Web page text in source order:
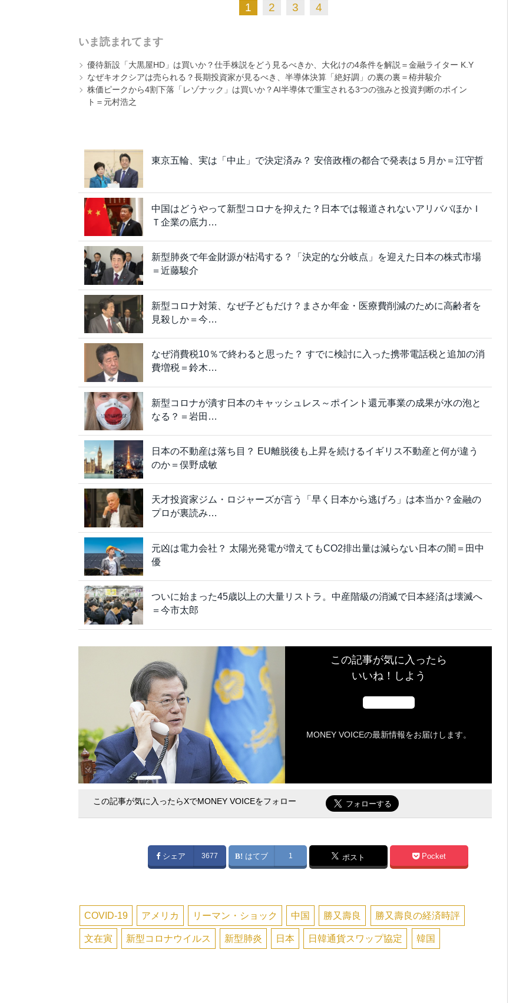
1 2 3 4
いま読まれてます
優待新設「大黒屋HD」は買いか？仕手株説をどう見るべきか、大化けの4条件を解説＝金融ライター K.Y
なぜキオクシアは売られる？長期投資家が見るべき、半導体決算「絶好調」の裏の裏＝栫井駿介
株価ピークから4割下落「レゾナック」は買いか？AI半導体で重宝される3つの強みと投資判断のポイン
ト＝元村浩之
東京五輪、実は「中止」で決定済み？ 安倍政権の都合で発表は５月か＝江守哲
中国はどうやって新型コロナを抑えた？日本では報道されないアリババほかＩ
Ｔ企業の底力…
新型肺炎で年金財源が枯渇する？「決定的な分岐点」を迎えた日本の株式市場
＝近藤駿介
新型コロナ対策、なぜ子どもだけ？まさか年金・医療費削減のために高齢者を
見殺しか＝今…
なぜ消費税10％で終わると思った？ すでに検討に入った携帯電話税と追加の消
費増税＝鈴木…
新型コロナが潰す日本のキャッシュレス～ポイント還元事業の成果が水の泡と
なる？＝岩田…
日本の不動産は落ち目？ EU離脱後も上昇を続けるイギリス不動産と何が違う
のか＝俣野成敏
天才投資家ジム・ロジャーズが言う「早く日本から逃げろ」は本当か？金融の
プロが裏読み…
元凶は電力会社？ 太陽光発電が増えてもCO2排出量は減らない日本の闇＝田中
優
ついに始まった45歳以上の大量リストラ。中産階級の消滅で日本経済は壊滅へ
＝今市太郎
この記事が気に入ったら
いいね！しよう
MONEY VOICEの最新情報をお届けします。
この記事が気に入ったらXでMONEY VOICEをフォロー
シェア 3677 はてブ 1 ポスト Pocket
COVID-19 アメリカ リーマン・ショック 中国 勝又壽良 勝又壽良の経済時評
文在寅 新型コロナウイルス 新型肺炎 日本 日韓通貨スワップ協定 韓国